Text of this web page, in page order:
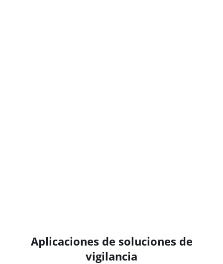
Aplicaciones de soluciones de
vigilancia